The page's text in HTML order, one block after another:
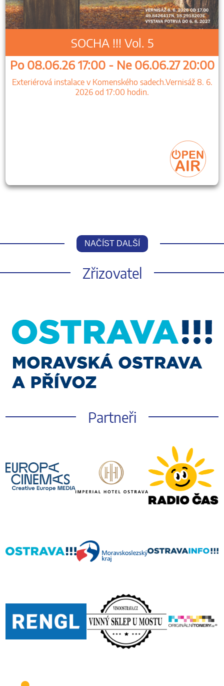
SOCHA !!! Vol. 5
Po 08.06.26 17:00 - Ne 06.06.27 20:00
Exteriérová instalace v Komenského sadech.Vernisáž 8. 6.
2026 od 17:00 hodin.
NAČÍST DALŠÍ
Zřizovatel
Partneři